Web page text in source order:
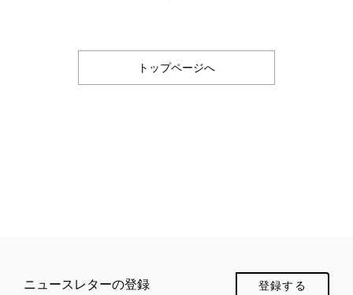
トップページへ
ニュースレターの登録 登録する